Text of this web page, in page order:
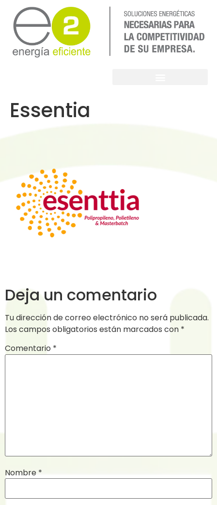
Essentia
Deja un comentario
Tu dirección de correo electrónico no será publicada.
Los campos obligatorios están marcados con *
Comentario *
Nombre *